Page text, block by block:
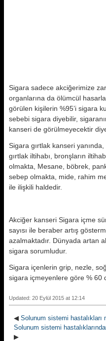
Sigara sadece akciğerimize
organlarına da ölümcül
görülen kişilerin %95’i sigara
sebebi sigara diyebilir,
kanseri de görülmeyecektir
Sigara gırtlak kanseri
gırtlak iltihabı, bronşların
olmakta, Mesane, böbrek,
sebep olmakta, mide, rahim
ile ilişkili haldedir.
Akciğer kanseri Sigara içme
sayısı ile beraber artış
azalmaktadır. Dünyada artan
sigara sorumludur.
Sigara içenlerin grip, nezle,
sigara içmeyenlere göre % 60
Updated: 20 Eylül 2015 at 12:14
◀ Solunum sistemi hastalıkları
Solunum sistemi
▶